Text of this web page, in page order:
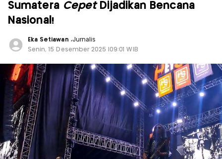
Sumatera CepetDijadikan Bencana
Nasional!
Eka Setiawan ,Jurnalis
Senin, 15 Desember 2025 |09:01 WIB